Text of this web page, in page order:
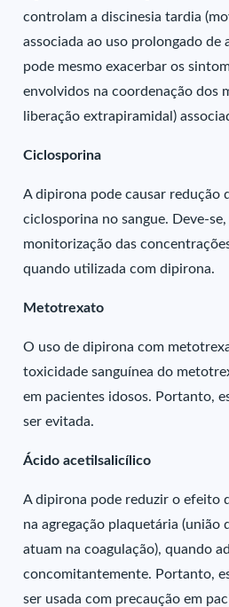
controlam a discinesia tardia
associada ao uso prolongado de
pode mesmo exacerbar os
envolvidos na coordenação dos
liberação extrapiramidal)
Ciclosporina
A dipirona pode causar redução
ciclosporina no sangue. Deve-
monitorização das
quando utilizada com dipirona.
Metotrexato
O uso de dipirona com
toxicidade sanguínea do
em pacientes idosos. Portanto,
ser evitada.
Ácido acetilsalicílico
A dipirona pode reduzir o efeito
na agregação plaquetária (união
atuam na coagulação), quando
concomitantemente. Portanto,
ser usada com precaução em